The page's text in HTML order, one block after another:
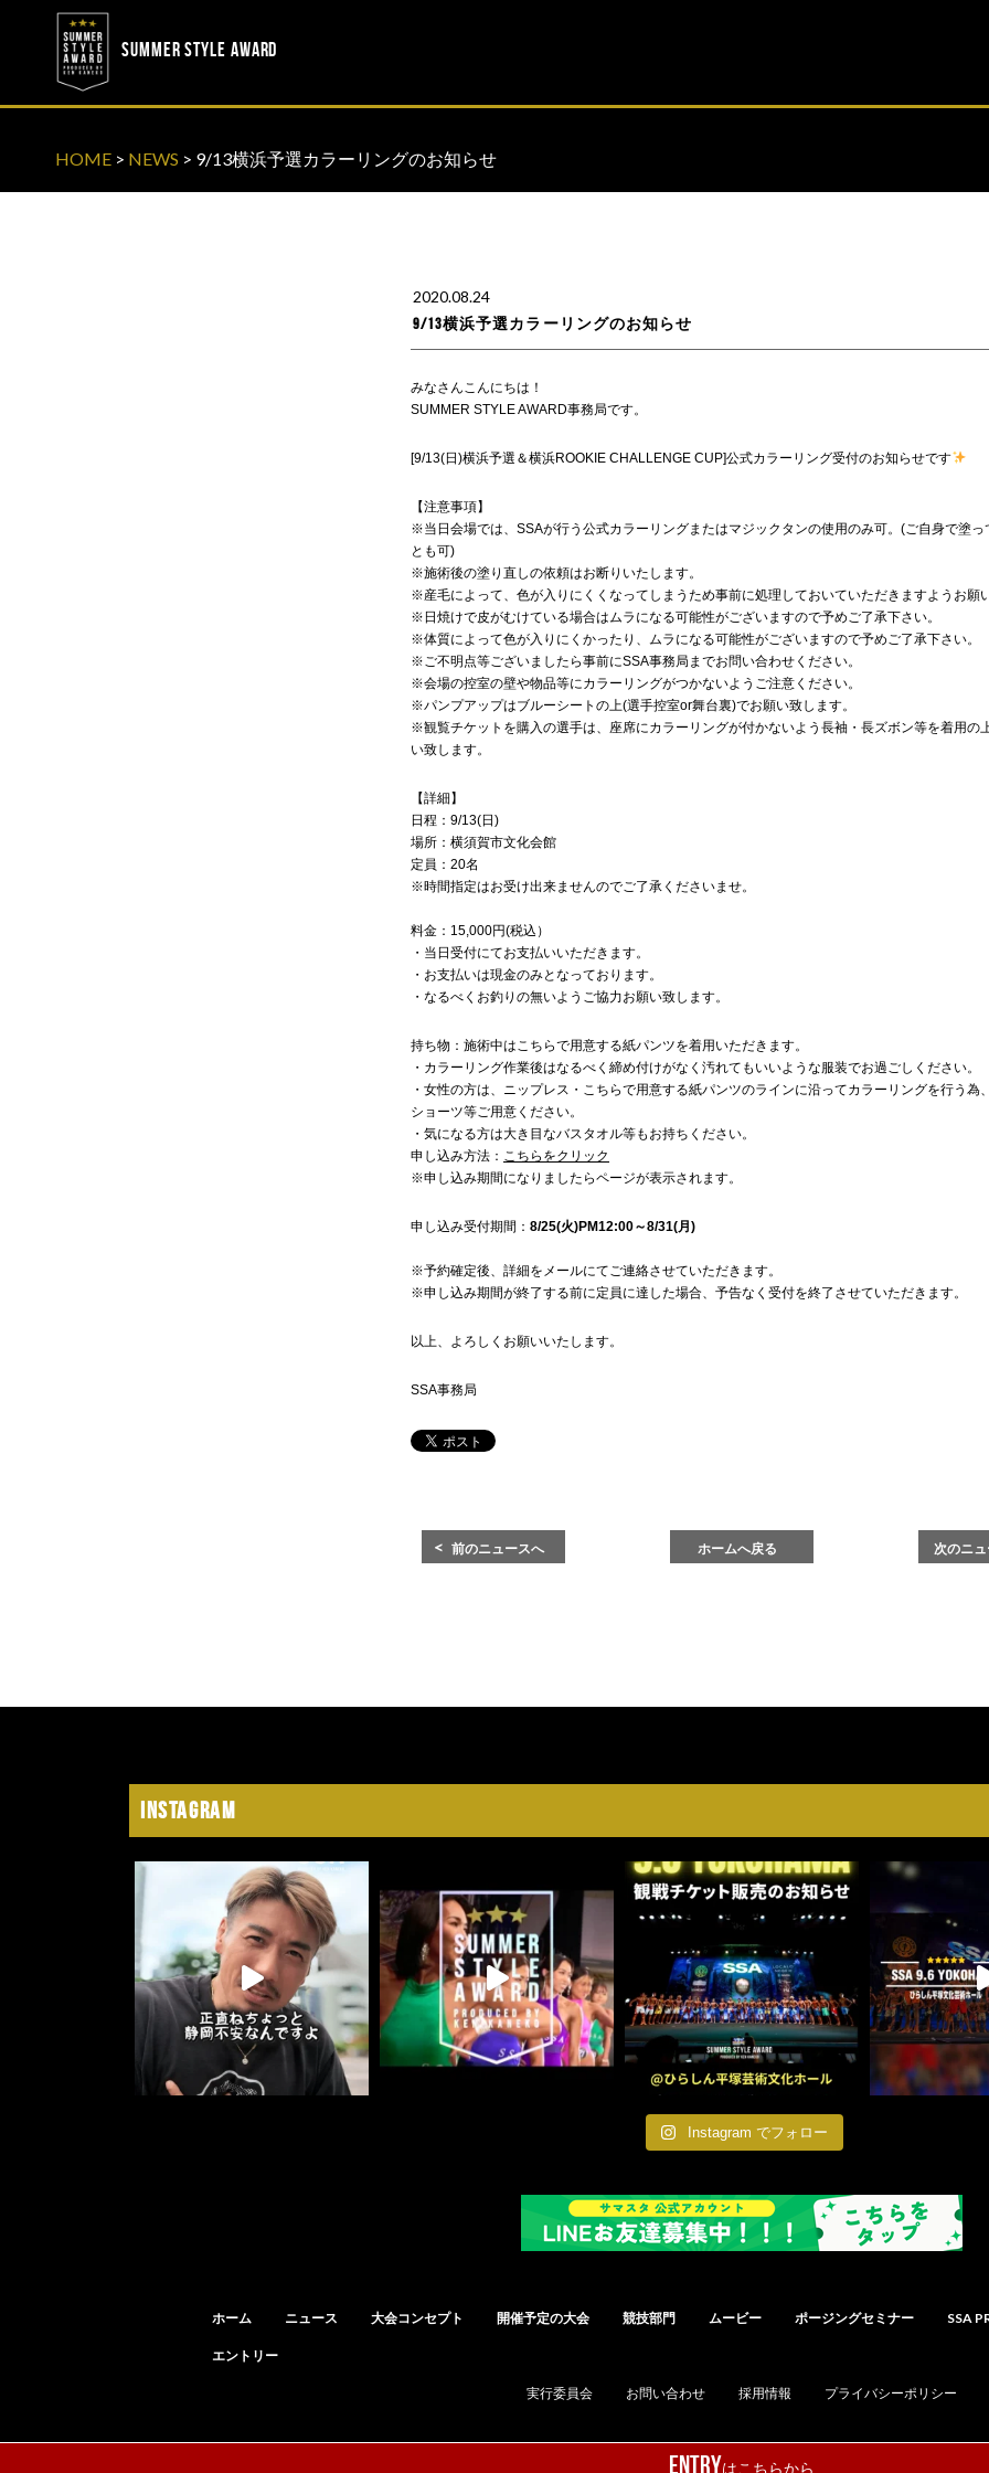
SUMMER STYLE AWARD
HOME > NEWS > 9/13横浜予選カラーリングのお知らせ
2020.08.24
9/13横浜予選カラーリングのお知らせ
みなさんこんにちは！
SUMMER STYLE AWARD事務局です。
[9/13(日)横浜予選＆横浜ROOKIE CHALLENGE CUP]公式カラーリング受付のお知らせです
【注意事項】
※当日会場では、SSAが行う公式カラーリングまたはマジックタンの使用のみ可。(ご自身で塗っ
とも可)
※施術後の塗り直しの依頼はお断りいたします。
※産毛によって、色が入りにくくなってしまうため事前に処理しておいていただきますようお願
※日焼けで皮がむけている場合はムラになる可能性がございますので予めご了承下さい。
※体質によって色が入りにくかったり、ムラになる可能性がございますので予めご了承下さい。
※ご不明点等ございましたら事前にSSA事務局までお問い合わせください。
※会場の控室の壁や物品等にカラーリングがつかないようご注意ください。
※パンプアップはブルーシートの上(選手控室or舞台裏)でお願い致します。
※観覧チケットを購入の選手は、座席にカラーリングが付かないよう長袖・長ズボン等を着用の
い致します。
【詳細】
日程：9/13(日)
場所：横須賀市文化会館
定員：20名
※時間指定はお受け出来ませんのでご了承くださいませ。
料金：15,000円(税込）
・当日受付にてお支払いいただきます。
・お支払いは現金のみとなっております。
・なるべくお釣りの無いようご協力お願い致します。
持ち物：施術中はこちらで用意する紙パンツを着用いただきます。
・カラーリング作業後はなるべく締め付けがなく汚れてもいいような服装でお過ごしください。
・女性の方は、ニップレス・こちらで用意する紙パンツのラインに沿ってカラーリングを行う為
ショーツ等ご用意ください。
・気になる方は大き目なバスタオル等もお持ちください。
申し込み方法： こちらをクリック
※申し込み期間になりましたらページが表示されます。
申し込み受付期間： 8/25(火)PM12:00～8/31(月)
※予約確定後、詳細をメールにてご連絡させていただきます。
※申し込み期間が終了する前に定員に達した場合、予告なく受付を終了させていただきます。
以上、よろしくお願いいたします。
SSA事務局
前のニュースへ ホームへ戻る 次のニ
Instagram
Instagram でフォロー
ホーム ニュース 大会コンセプト 開催予定の大会 競技部門 ムービー ポージングセミナー SSA
エントリー
実行委員会 お問い合わせ 採用情報 プライバシーポリシー
ENTRYはこちらから